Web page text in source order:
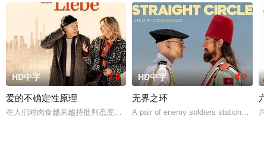
HD中字 7.0
爱的不确定性原理
在人们对肉食越来越持批判态度的时代，做一名屠夫并不容易。如果你还
HD中字 8.0
无界之环
A pair of enemy soldiers stationed on